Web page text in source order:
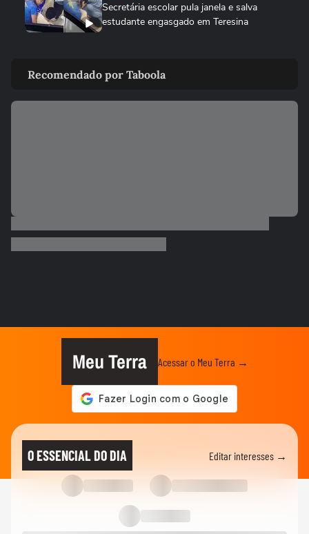
Secretária escolar pula janela e salva
estudante engasgado em Teresina
população retorne para casa e...
CIDADES
veículo por policiais...
Tornado atinge cidade do RS pela
segunda semana seguida; veja
Chegada de ciclone provoca granizo e
afeta mais de 100 casas no RS
Vídeo mostra o momento em que pai e
madrasta suspeitos de matar...
Recomendado por Taboola
Meu Terra Acessar o Meu Terra →
O ESSENCIAL DO DIA Editar interesses →